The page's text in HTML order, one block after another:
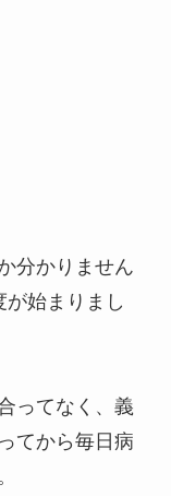
分かりません
始まりまし
ってなく、義
てから毎日病